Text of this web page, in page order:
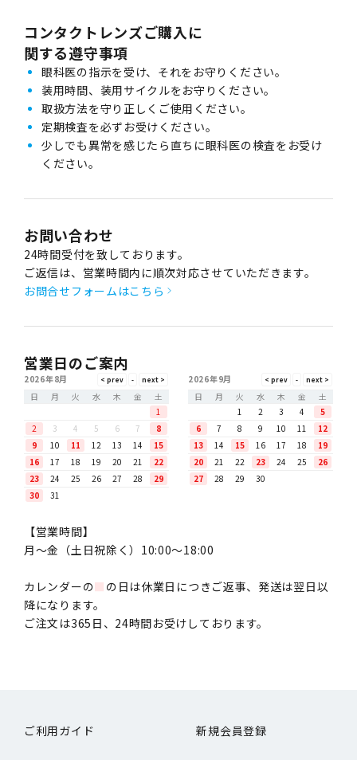
コンタクトレンズご購入に
関する遵守事項
眼科医の指示を受け、それをお守りください。
装用時間、装用サイクルをお守りください。
取扱方法を守り正しくご使用ください。
定期検査を必ずお受けください。
少しでも異常を感じたら直ちに眼科医の検査をお受け
ください。
お問い合わせ
24時間受付を致しております。
ご返信は、営業時間内に順次対応させていただきます。
お問合せフォームはこちら
営業日のご案内
2026年8月
日
月 火 水 木 金
土
1
2
3 4 5 6 7
8
9
10 11 12 13 14
15
16
17 18 19 20 21
22
23
24 25 26 27 28
29
30
31
2026年9月
日
月 火 水 木 金
土
1
2 3 4
5
6
7 8 9 10 11
12
13
14 15 16 17 18
19
20
21 22 23 24 25
26
27
28 29 30
【営業時間】
月〜金（土日祝除く）10:00～18:00
カレンダーの■ の日は休業日につきご返事、発送は翌日以
降になります。
ご注文は365日、24時間お受けしております。
ご利用ガイド 新規会員登録